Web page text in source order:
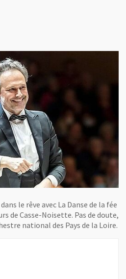
le rêve avec La Danse de la fée
de Casse-Noisette. Pas de doute,
national des Pays de la Loire.